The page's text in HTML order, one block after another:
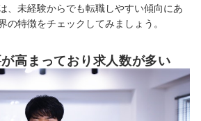
、未経験からでも転職しやすい傾向にあ
の特徴をチェックしてみましょう。
高まっており求人数が多い